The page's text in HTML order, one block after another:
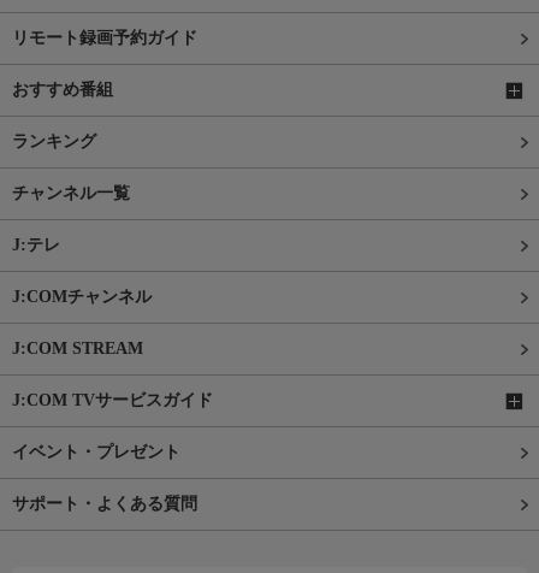
リモート録画予約ガイド
おすすめ番組
ランキング
チャンネル一覧
J:テレ
J:COMチャンネル
J:COM STREAM
J:COM TVサービスガイド
イベント・プレゼント
サポート・よくある質問